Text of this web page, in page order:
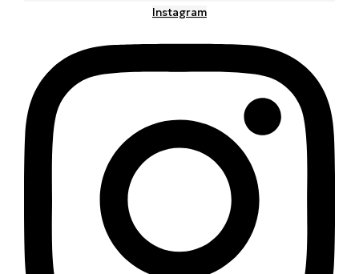
Instagram